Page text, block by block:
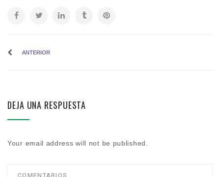
ANTERIOR
DEJA UNA RESPUESTA
Your email address will not be published.